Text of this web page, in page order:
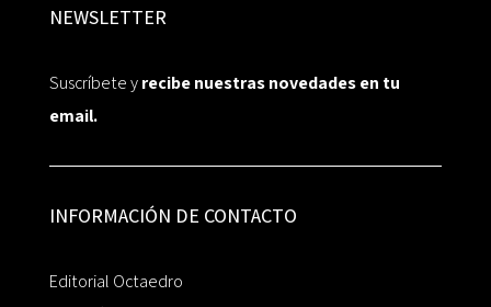
NEWSLETTER
Suscríbete yrecibe nuestras novedades en tu
email.
INFORMACIÓN DE CONTACTO
Editorial Octaedro